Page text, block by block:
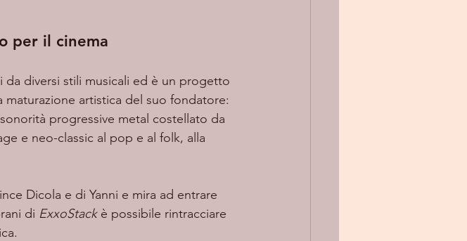
per il cinema
diversi stili musicali ed è un progetto
artistica del suo fondatore:
progressive metal costellato da
e neo-classic al pop e al folk, alla
di ExxoStack è possibile rintracciare